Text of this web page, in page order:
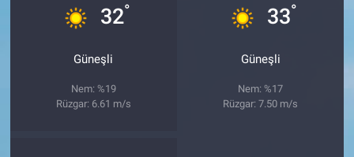
32°
Güneşli
Nem: %19
Rüzgar: 6.61 m/s
33°
Güneşli
Nem: %17
Rüzgar: 7.50 m/s